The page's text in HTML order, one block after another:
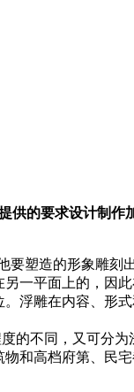
的要求设计制
塑造的形象雕
一平面上的，因
浮雕在内容、形
的不同，又可分
和高档府第、民